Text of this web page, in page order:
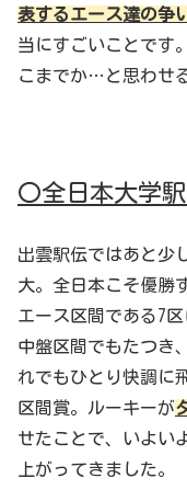
表するエース達の争
当にすごいことです
こまでか…と思わせ
〇全日本大学
出雲駅伝ではあと少
大。全日本こそ優勝
エース区間である7
中盤区間でもたつき
れでもひとり快調に
区間賞。ルーキーが
せたことで、いよい
上がってきました。